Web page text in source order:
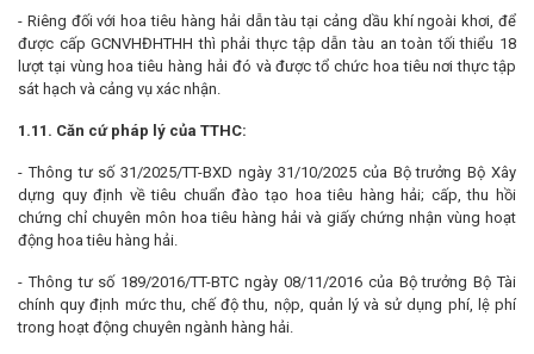
- Riêng đối với hoa tiêu hàng hải dẫn tàu tại cảng dầu khí ngoài khơi, để
được cấp GCNVHĐHTHH thì phải thực tập dẫn tàu an toàn tối thiểu 18
lượt tại vùng hoa tiêu hàng hải đó và được tổ chức hoa tiêu nơi thực tập
sát hạch và cảng vụ xác nhận.
1.11. Căn cứ pháp lý của TTHC:
- Thông tư số 31/2025/TT-BXD ngày 31/10/2025 của Bộ trưởng Bộ Xây
dựng quy định về tiêu chuẩn đào tạo hoa tiêu hàng hải; cấp, thu hồi
chứng chỉ chuyên môn hoa tiêu hàng hải và giấy chứng nhận vùng hoạt
động hoa tiêu hàng hải.
- Thông tư số 189/2016/TT-BTC ngày 08/11/2016 của Bộ trưởng Bộ Tài
chính quy định mức thu, chế độ thu, nộp, quản lý và sử dụng phí, lệ phí
trong hoạt động chuyên ngành hàng hải.